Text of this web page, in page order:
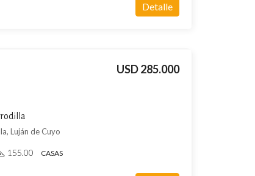
Detalle
USD 285.000
Luján de Cuyo
155.00 CASAS